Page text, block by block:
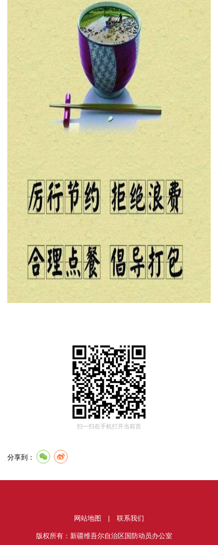
扫一扫在手机打开当前页
分享到：
网站地图 | 联系我们
版权所有：新疆维吾尔自治区国防动员办公室